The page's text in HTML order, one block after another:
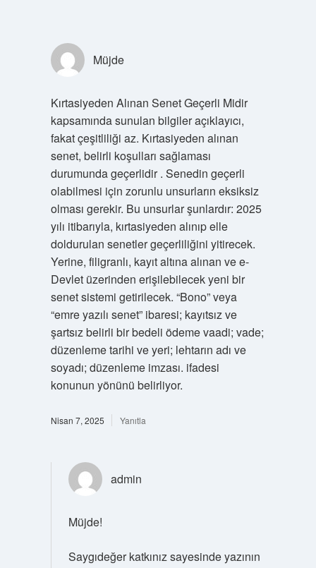
Müjde
Kırtasiyeden Alınan Senet Geçerli Midir
kapsamında sunulan bilgiler açıklayıcı,
fakat çeşitliliği az. Kırtasiyeden alınan
senet, belirli koşulları sağlaması
durumunda geçerlidir . Senedin geçerli
olabilmesi için zorunlu unsurların eksiksiz
olması gerekir. Bu unsurlar şunlardır: 2025
yılı itibarıyla, kırtasiyeden alınıp elle
doldurulan senetler geçerliliğini yitirecek.
Yerine, filigranlı, kayıt altına alınan ve e-
Devlet üzerinden erişilebilecek yeni bir
senet sistemi getirilecek. “Bono” veya
“emre yazılı senet” ibaresi; kayıtsız ve
şartsız belirli bir bedeli ödeme vaadi; vade;
düzenleme tarihi ve yeri; lehtarın adı ve
soyadı; düzenleme imzası. ifadesi
konunun yönünü belirliyor.
Nisan 7, 2025 Yanıtla
admin
Müjde!
Saygıdeğer katkınız sayesinde yazının